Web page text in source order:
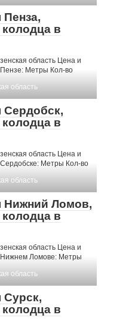
в
область Цена и
Пензе: Метры Кол-во
область
в
область Цена и
Метры Кол-во
область
Нижний Ломов,
в
область Цена и
Нижнем Ломове: Метры
область
в